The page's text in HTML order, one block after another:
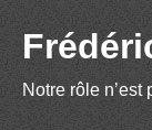
Notre rôle